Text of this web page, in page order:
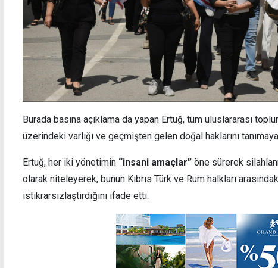
Burada basına açıklama da yapan Ertuğ, tüm uluslararası
üzerindeki varlığı ve geçmişten gelen doğal haklarını tanımaya
Ertuğ, her iki yönetimin “insani amaçlar” öne sürerek
olarak niteleyerek, bunun Kıbrıs Türk ve Rum halkları
istikrarsızlaştırdığını ifade etti.